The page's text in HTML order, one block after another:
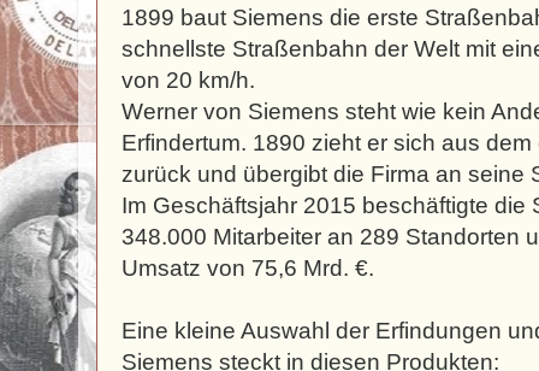
1899 baut Siemens die erste
schnellste Straßenbahn der Welt mit
von 20 km/h.
Werner von Siemens steht wie kein
Erfindertum. 1890 zieht er sich aus
zurück und übergibt die Firma an seine
Im Geschäftsjahr 2015 beschäftigte die
348.000 Mitarbeiter an 289 Standorten
Umsatz von 75,6 Mrd. €.
Eine kleine Auswahl der Erfindungen
Siemens steckt in diesen Produkten: